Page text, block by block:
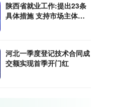
陕西省就业工作:提出23条
具体措施 支持市场主体吸
河北一季度登记技术合同成
交额实现首季开门红